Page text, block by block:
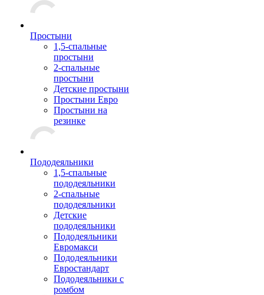
Простыни
1,5-спальные
простыни
2-спальные
простыни
Детские простыни
Простыни Евро
Простыни на
резинке
Пододеяльники
1,5-спальные
пододеяльники
2-спальные
пододеяльники
Детские
пододеяльники
Пододеяльники
Евромакси
Пододеяльники
Евростандарт
Пододеяльники с
ромбом